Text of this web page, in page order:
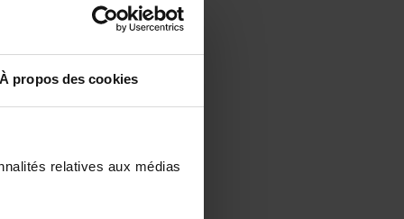
À propos des cookies
relatives aux médias
à son
au
» et à être